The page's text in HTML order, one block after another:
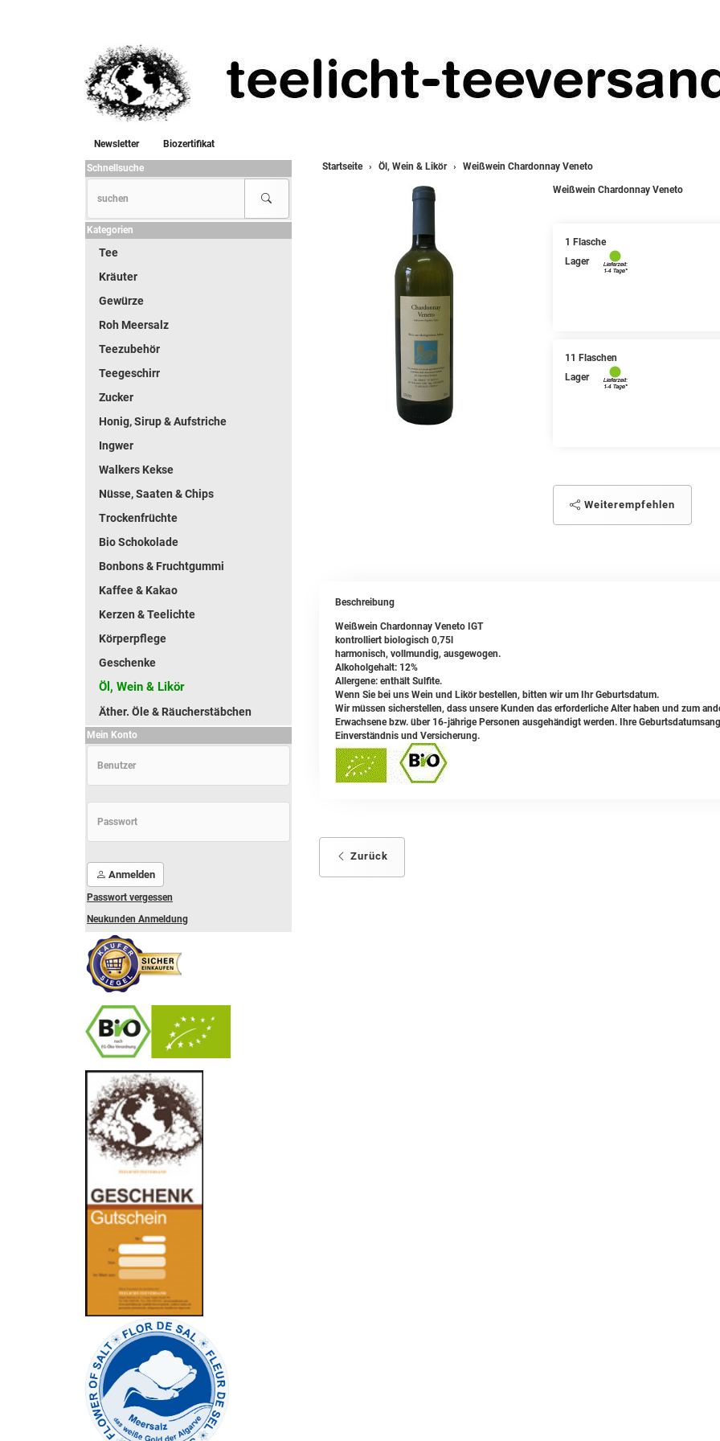
Newsletter
Biozertifikat
Startseite
Öl, Wein & Likör Weißwein Chardonnay Veneto
Weißwein Chardonnay Veneto
1 Flasche
Lager
11 Flaschen
Lager
Weiterempfehlen
Beschreibung
Weißwein Chardonnay Veneto IGT
kontrolliert biologisch 0,75l
harmonisch, vollmundig, ausgewogen.
Alkoholgehalt: 12%
Allergene: enthält Sulfite.
Wenn Sie bei uns Wein und Likör bestellen, bitten wir um Ihr Geburtsdatum.
Wir müssen sicherstellen, dass unsere Kunden das erforderliche Alter haben und zum
Erwachsene bzw. über 16-jährige Personen ausgehändigt werden. Ihre
Einverständnis und Versicherung.
Zurück
Schnellsuche
Kategorien
Tee
Kräuter
Gewürze
Roh Meersalz
Teezubehör
Teegeschirr
Zucker
Honig, Sirup & Aufstriche
Ingwer
Walkers Kekse
Nüsse, Saaten & Chips
Trockenfrüchte
Bio Schokolade
Bonbons & Fruchtgummi
Kaffee & Kakao
Kerzen & Teelichte
Körperpflege
Geschenke
Öl, Wein & Likör
Äther. Öle & Räucherstäbchen
Mein Konto
Anmelden
Passwort vergessen
Neukunden Anmeldung